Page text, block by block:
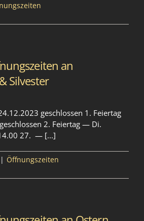
an
Silvester
geschlossen 1. Feiertag
2. Feiertag — Di.
27. — [...]
| Öffnungszeiten